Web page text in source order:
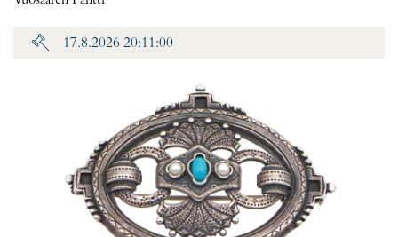
17.8.2026 20:11:00